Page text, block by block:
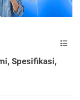
Spesifikasi,